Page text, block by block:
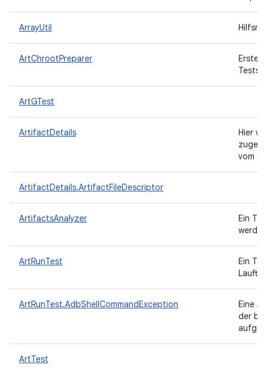
ArrayUtil
ArtChrootPreparer
Tests.
ArtGTest
ArtifactDetails
Hier
vom
ArtifactDetails.ArtifactFileDescriptor
ArtifactsAnalyzer
Ein
ArtRunTest
Ein
ArtRunTest.AdbShellCommandException
Eine
der
ArtTest